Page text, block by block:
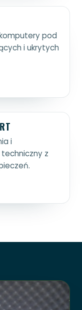
pod
i ukrytych
i
z